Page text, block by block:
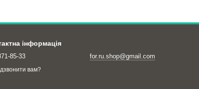
інформація
85-33
вам?
for.ru.shop@gmail.com